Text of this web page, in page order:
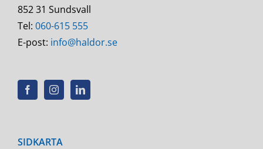
852 31 Sundsvall
Tel: 060-615 555
E-post: info@haldor.se
SIDKARTA